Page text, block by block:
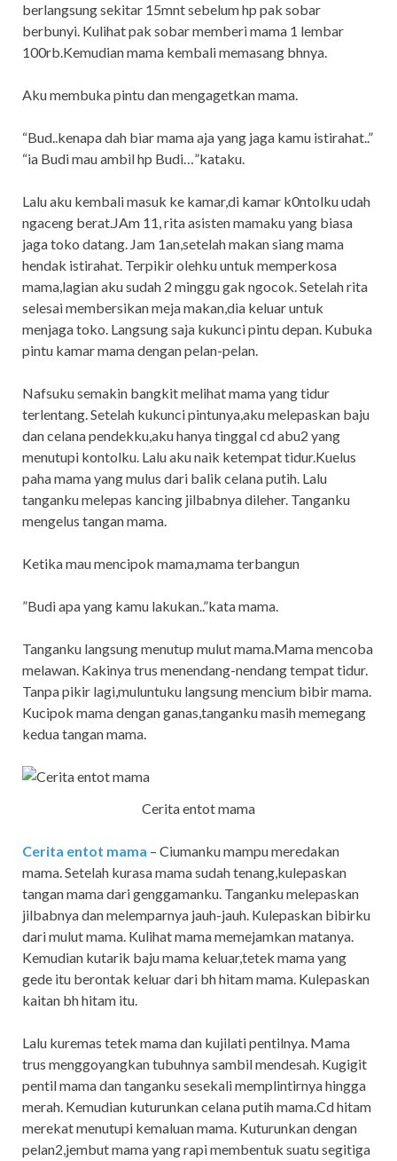
berlangsung sekitar 15mnt sebelum hp pak sobar
berbunyi. Kulihat pak sobar memberi mama 1 lembar
100rb.Kemudian mama kembali memasang bhnya.
Aku membuka pintu dan mengagetkan mama.
“Bud..kenapa dah biar mama aja yang jaga kamu istirahat..”
“ia Budi mau ambil hp Budi…”kataku.
Lalu aku kembali masuk ke kamar,di kamar k0ntolku udah
ngaceng berat.JAm 11, rita asisten mamaku yang biasa
jaga toko datang. Jam 1an,setelah makan siang mama
hendak istirahat. Terpikir olehku untuk memperkosa
mama,lagian aku sudah 2 minggu gak ngocok. Setelah rita
selesai membersikan meja makan,dia keluar untuk
menjaga toko. Langsung saja kukunci pintu depan. Kubuka
pintu kamar mama dengan pelan-pelan.
Nafsuku semakin bangkit melihat mama yang tidur
terlentang. Setelah kukunci pintunya,aku melepaskan baju
dan celana pendekku,aku hanya tinggal cd abu2 yang
menutupi kontolku. Lalu aku naik ketempat tidur.Kuelus
paha mama yang mulus dari balik celana putih. Lalu
tanganku melepas kancing jilbabnya dileher. Tanganku
mengelus tangan mama.
Ketika mau mencipok mama,mama terbangun
”Budi apa yang kamu lakukan..”kata mama.
Tanganku langsung menutup mulut mama.Mama mencoba
melawan. Kakinya trus menendang-nendang tempat tidur.
Tanpa pikir lagi,muluntuku langsung mencium bibir mama.
Kucipok mama dengan ganas,tanganku masih memegang
kedua tangan mama.
Cerita entot mama
Cerita entot mama – Ciumanku mampu meredakan
mama. Setelah kurasa mama sudah tenang,kulepaskan
tangan mama dari genggamanku. Tanganku melepaskan
jilbabnya dan melemparnya jauh-jauh. Kulepaskan bibirku
dari mulut mama. Kulihat mama memejamkan matanya.
Kemudian kutarik baju mama keluar,tetek mama yang
gede itu berontak keluar dari bh hitam mama. Kulepaskan
kaitan bh hitam itu.
Lalu kuremas tetek mama dan kujilati pentilnya. Mama
trus menggoyangkan tubuhnya sambil mendesah. Kugigit
pentil mama dan tanganku sesekali memplintirnya hingga
merah. Kemudian kuturunkan celana putih mama.Cd hitam
merekat menutupi kemaluan mama. Kuturunkan dengan
pelan2,jembut mama yang rapi membentuk suatu segitiga